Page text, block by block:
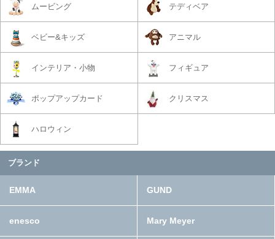
ムービング テディベア
ベビー&キッズ アニマル
インテリア・小物 フィギュア
ポップアップカード クリスマス
ハロウィン
ブランド
EMMA GUND
enesco Mary Meyer